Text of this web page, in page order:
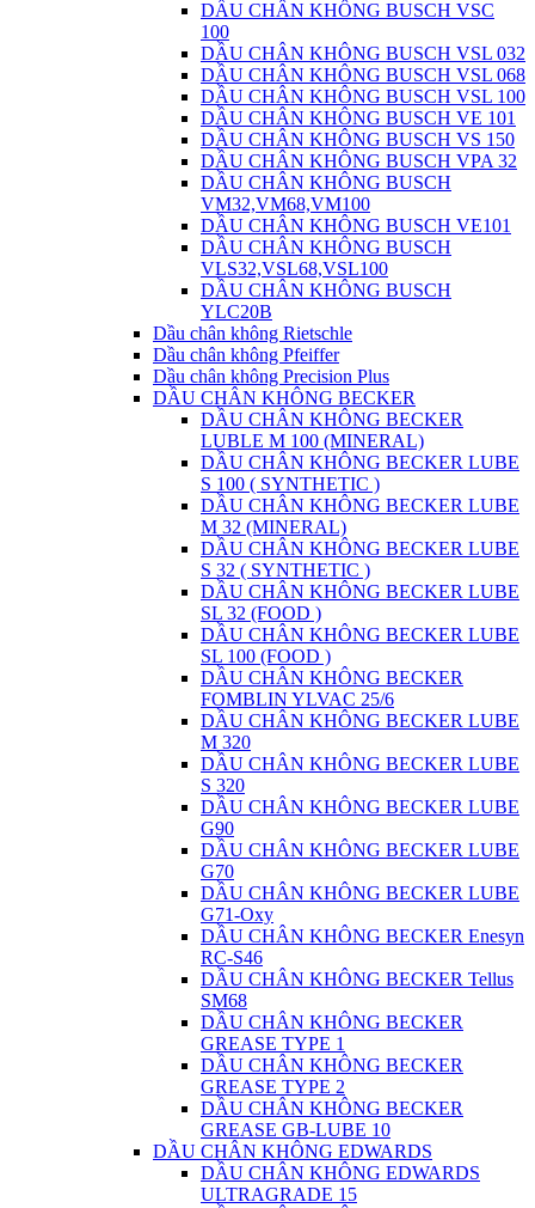
DẦU CHÂN KHÔNG BUSCH VSC
100
DẦU CHÂN KHÔNG BUSCH VSL 032
DẦU CHÂN KHÔNG BUSCH VSL 068
DẦU CHÂN KHÔNG BUSCH VSL 100
DẦU CHÂN KHÔNG BUSCH VE 101
DẦU CHÂN KHÔNG BUSCH VS 150
DẦU CHÂN KHÔNG BUSCH VPA 32
DẦU CHÂN KHÔNG BUSCH
VM32,VM68,VM100
DẦU CHÂN KHÔNG BUSCH VE101
DẦU CHÂN KHÔNG BUSCH
VLS32,VSL68,VSL100
DẦU CHÂN KHÔNG BUSCH
YLC20B
Dầu chân không Rietschle
Dầu chân không Pfeiffer
Dầu chân không Precision Plus
DẦU CHÂN KHÔNG BECKER
DẦU CHÂN KHÔNG BECKER
LUBLE M 100 (MINERAL)
DẦU CHÂN KHÔNG BECKER LUBE
S 100 ( SYNTHETIC )
DẦU CHÂN KHÔNG BECKER LUBE
M 32 (MINERAL)
DẦU CHÂN KHÔNG BECKER LUBE
S 32 ( SYNTHETIC )
DẦU CHÂN KHÔNG BECKER LUBE
SL 32 (FOOD )
DẦU CHÂN KHÔNG BECKER LUBE
SL 100 (FOOD )
DẦU CHÂN KHÔNG BECKER
FOMBLIN YLVAC 25/6
DẦU CHÂN KHÔNG BECKER LUBE
M 320
DẦU CHÂN KHÔNG BECKER LUBE
S 320
DẦU CHÂN KHÔNG BECKER LUBE
G90
DẦU CHÂN KHÔNG BECKER LUBE
G70
DẦU CHÂN KHÔNG BECKER LUBE
G71-Oxy
DẦU CHÂN KHÔNG BECKER Enesyn
RC-S46
DẦU CHÂN KHÔNG BECKER Tellus
SM68
DẦU CHÂN KHÔNG BECKER
GREASE TYPE 1
DẦU CHÂN KHÔNG BECKER
GREASE TYPE 2
DẦU CHÂN KHÔNG BECKER
GREASE GB-LUBE 10
DẦU CHÂN KHÔNG EDWARDS
DẦU CHÂN KHÔNG EDWARDS
ULTRAGRADE 15